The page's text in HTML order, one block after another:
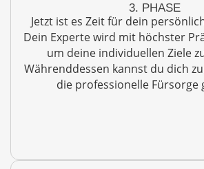
3. PHASE
Jetzt ist es Zeit für dein
Dein Experte wird mit höchster
um deine individuellen Ziele
Währenddessen kannst du dich
die professionelle Fürsorge